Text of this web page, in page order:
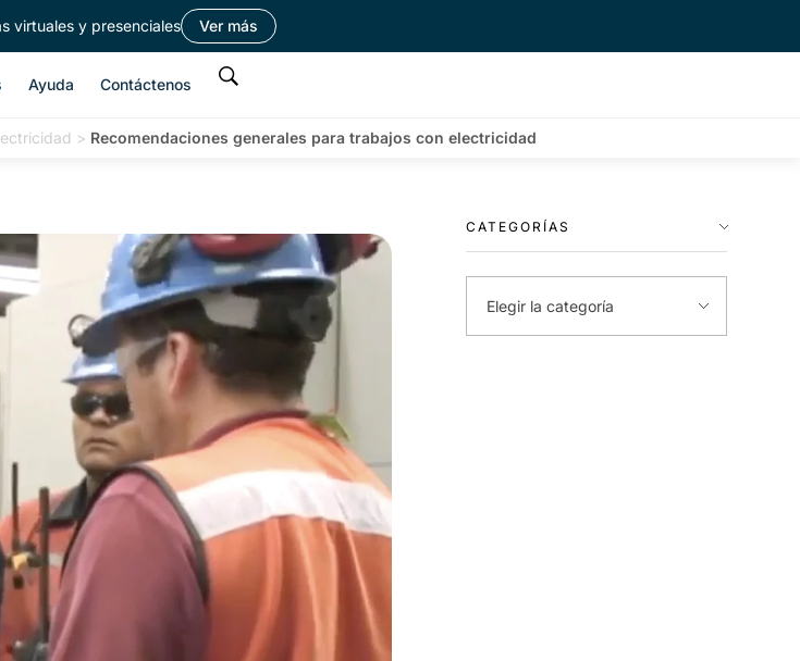
virtuales y presenciales Ver más
Ayuda Contáctenos
> Recomendaciones generales para trabajos con electricidad
CATEGORÍAS